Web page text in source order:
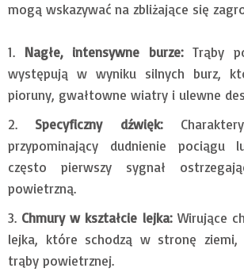
mogą wskazywać na zbliżające się
Nagłe, intensywne burze:Trąby
występują w wyniku silnych burz,
pioruny, gwałtowne wiatry i ulewne
Specyficzny dźwięk:
przypominający dudnienie
często pierwszy sygnał
powietrzną.
Chmury w kształcie lejka:Wirujące
lejka, które schodzą w stronę ziemi,
trąby powietrznej.